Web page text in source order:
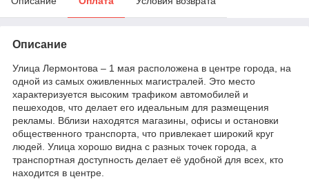
Описание
Улица Лермонтова – 1 мая расположена в центре города, на
одной из самых оживленных магистралей. Это место
характеризуется высоким трафиком автомобилей и
пешеходов, что делает его идеальным для размещения
рекламы. Вблизи находятся магазины, офисы и остановки
общественного транспорта, что привлекает широкий круг
людей. Улица хорошо видна с разных точек города, а
транспортная доступность делает её удобной для всех, кто
находится в центре.